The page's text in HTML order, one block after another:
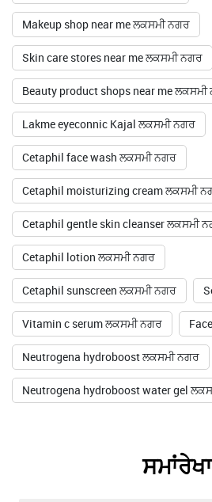
Makeup shop near me ਲਕਸਮੀ ਨਗਰ
Skin care stores near me ਲਕਸਮੀ ਨਗਰ
Beauty product shops near me
Lakme eyeconnic Kajal ਲਕਸਮੀ ਨਗਰ
Cetaphil face wash ਲਕਸਮੀ ਨਗਰ
Cetaphil moisturizing cream ਲਕਸਮੀ
Cetaphil gentle skin cleanser ਲਕਸਮੀ
Cetaphil lotion ਲਕਸਮੀ ਨਗਰ
Cetaphil sunscreen ਲਕਸਮੀ ਨਗਰ
Vitamin c serum ਲਕਸਮੀ ਨਗਰ
Neutrogena hydroboost ਲਕਸਮੀ ਨਗਰ
Neutrogena hydroboost water gel
ਸਮਾਂਰੇਖਾ